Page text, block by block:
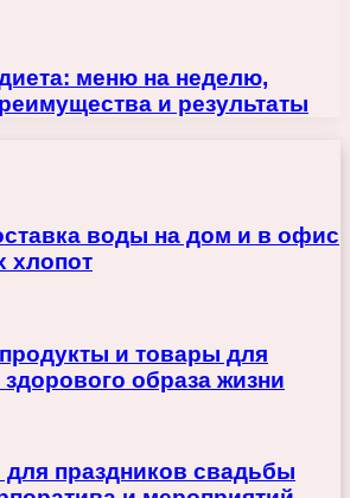
меню на неделю,
и результаты
воды на дом и в офис
хлопот
и товары для
образа жизни
праздников свадьбы